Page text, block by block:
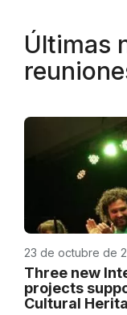
Últimas
23 de octubre de
Three new
projects
Cultural